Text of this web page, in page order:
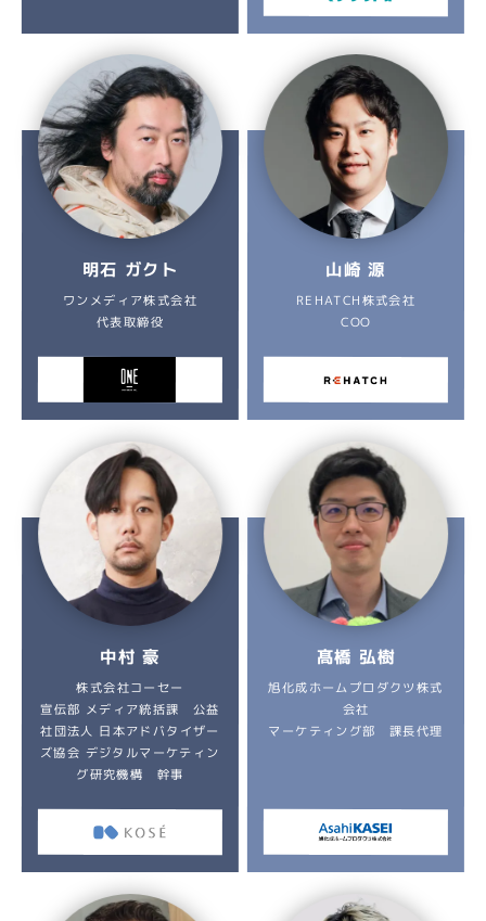
明石 ガクト
ワンメディア株式会社
代表取締役
山崎 源
REHATCH株式会社
COO
中村 豪
株式会社コーセー
宣伝部 メディア統括課 公益
社団法人 日本アドバタイザー
ズ協会 デジタルマーケティン
グ研究機構 幹事
髙橋 弘樹
旭化成ホームプロダクツ株式
会社
マーケティング部 課長代理